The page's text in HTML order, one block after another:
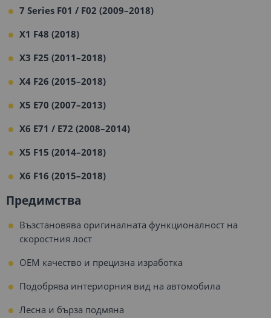
7 Series F01 / F02 (2009–2018)
X1 F48 (2018)
X3 F25 (2011–2018)
X4 F26 (2015–2018)
X5 E70 (2007–2013)
X6 E71 / E72 (2008–2014)
X5 F15 (2014–2018)
X6 F16 (2015–2018)
Предимства
Възстановява оригиналната функционалност на
скоростния лост
OEM качество и прецизна изработка
Подобрява интериорния вид на автомобила
Лесна и бърза подмяна